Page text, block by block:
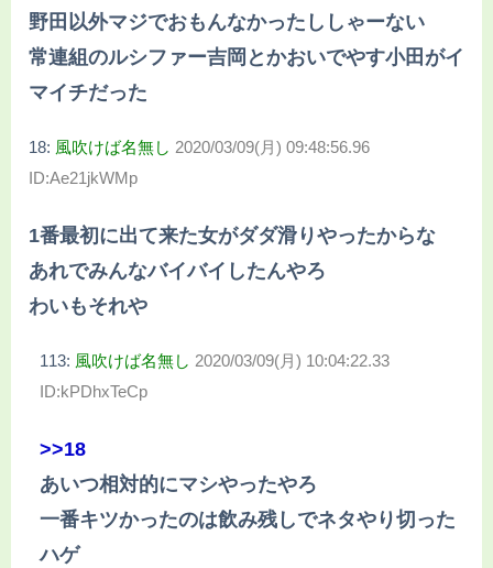
野田以外マジでおもんなかったししゃーない
常連組のルシファー吉岡とかおいでやす小田がイ
マイチだった
18: 風吹けば名無し 2020/03/09(月) 09:48:56.96
ID:Ae21jkWMp
1番最初に出て来た女がダダ滑りやったからな
あれでみんなバイバイしたんやろ
わいもそれや
113: 風吹けば名無し 2020/03/09(月) 10:04:22.33
ID:kPDhxTeCp
>>18
あいつ相対的にマシやったやろ
一番キツかったのは飲み残しでネタやり切った
ハゲ